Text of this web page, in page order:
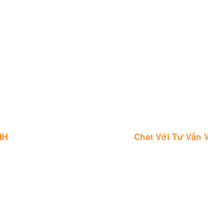
Chat Với Tư Vấn